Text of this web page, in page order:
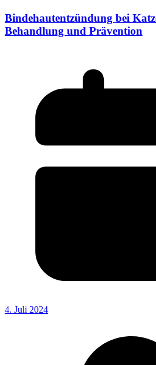
Bindehautentzündung bei
Behandlung und Prävention
4. Juli 2024